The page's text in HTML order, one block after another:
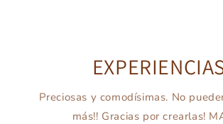
Preciosas y comodísimas. No
más!! Gracias por crearlas!